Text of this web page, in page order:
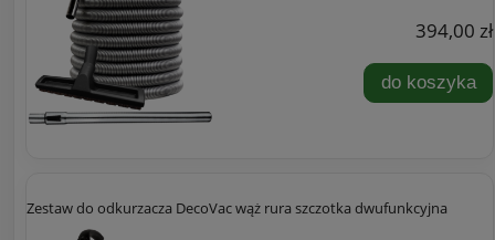
394,00 zł
do koszyka
Zestaw do odkurzacza DecoVac wąż rura szczotka dwufunkcyjna